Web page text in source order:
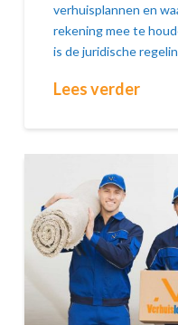
verhuisplannen en
rekening mee te
is de juridische
Lees verder